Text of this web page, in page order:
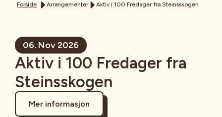
Forside Arrangementer Aktiv i 100 Fredager fra Steinsskogen
06. Nov 2026
Aktiv i 100 Fredager fra
Steinsskogen
Mer informasjon